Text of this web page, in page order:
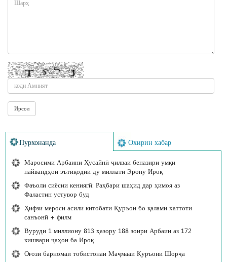
Пурхонанда Охирин хабар
Маросими Арбаини Ҳусайнӣ ҷилваи беназири умқи
пайвандҳои эътиқодии ду миллати Эрону Ироқ
Фаъоли сиёсии кениягӣ: Раҳбари шаҳид дар ҳимоя аз
Фаластин устувор буд
Ҳифзи мероси асили китобати Қуръон бо қалами хаттоти
санъонӣ + филм
Вуруди 1 миллиону 813 ҳазору 188 зоири Арбаин аз 172
кишвари ҷаҳон ба Ироқ
Оғози барномаи тобистонаи Маҷмааи Қуръони Шорҷа